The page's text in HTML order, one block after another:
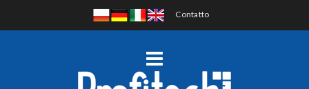
Contatto